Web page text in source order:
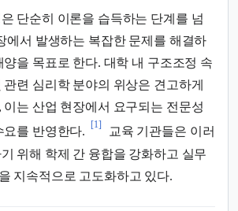
단순히 이론을 습득하는 단계를 넘
에서 발생하는 복잡한 문제를 해결하
양을 목표로 한다. 대학 내 구조조정 속
련 심리학 분야의 위상은 견고하게
이는 산업 현장에서 요구되는 전문성
요를 반영한다.
[1]
교육 기관들은 이러
위해 학제 간 융합을 강화하고 실무
지속적으로 고도화하고 있다.